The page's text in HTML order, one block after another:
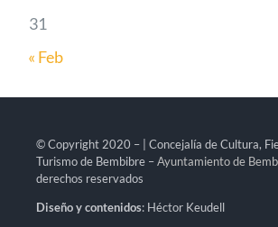
31
« Feb
© Copyright 2020 – | Concejalía de Cultura,
Turismo de Bembibre –Ayuntamiento de
derechos reservados
Diseño y contenidos: Héctor Keudell